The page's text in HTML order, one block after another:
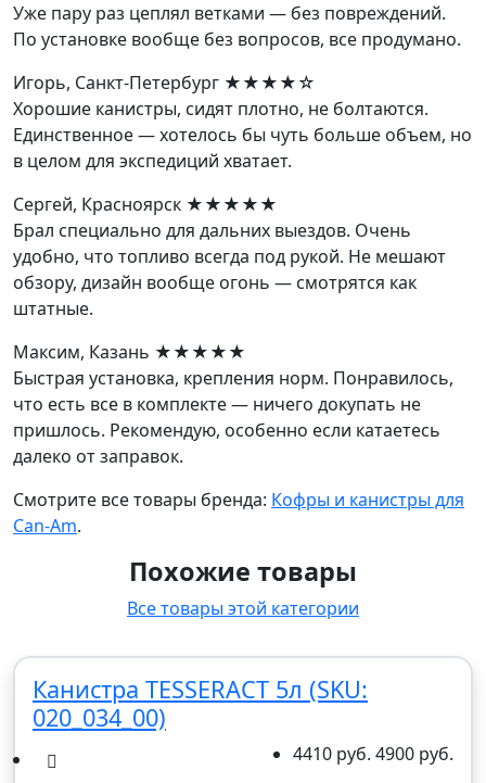
Уже пару раз цеплял ветками — без повреждений.
По установке вообще без вопросов, все продумано.
Игорь, Санкт-Петербург ★★★★☆
Хорошие канистры, сидят плотно, не болтаются.
Единственное — хотелось бы чуть больше объем, но
в целом для экспедиций хватает.
Сергей, Красноярск ★★★★★
Брал специально для дальних выездов. Очень
удобно, что топливо всегда под рукой. Не мешают
обзору, дизайн вообще огонь — смотрятся как
штатные.
Максим, Казань ★★★★★
Быстрая установка, крепления норм. Понравилось,
что есть все в комплекте — ничего докупать не
пришлось. Рекомендую, особенно если катаетесь
далеко от заправок.
Смотрите все товары бренда: Кофры и канистры для
Can-Am.
Похожие товары
Все товары этой категории
Канистра TESSERACT 5л (SKU:
020_034_00)
4410 руб. 4900 руб.